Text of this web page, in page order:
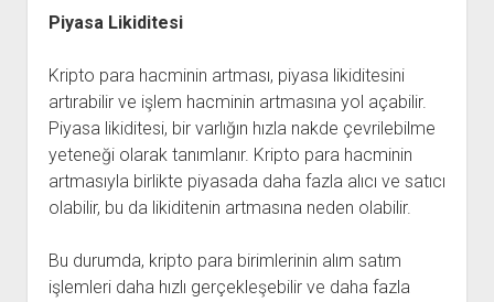
Piyasa Likiditesi
Kripto para hacminin artması, piyasa likiditesini
artırabilir ve işlem hacminin artmasına yol açabilir.
Piyasa likiditesi, bir varlığın hızla nakde çevrilebilme
yeteneği olarak tanımlanır. Kripto para hacminin
artmasıyla birlikte piyasada daha fazla alıcı ve satıcı
olabilir, bu da likiditenin artmasına neden olabilir.
Bu durumda, kripto para birimlerinin alım satım
işlemleri daha hızlı gerçekleşebilir ve daha fazla